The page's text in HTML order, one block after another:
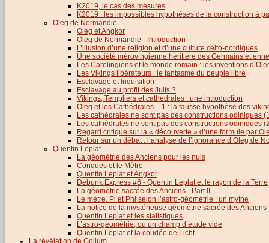
K2019, le cas des mesures
K2019 : les impossibles hypothèses de la construction à
Oleg de Normandie
Oleg et Angkor
Oleg de Normandie - Introduction
L’illusion d’une religion et d’une culture celto-nordiques
Une société mérovingienne héritière des Germains et
Les Carolingiens et le monde romain : les inventions
Les Vikings libérateurs : le fantasme du peuple libre
Esclavage et Inquisition
Esclavage au profit des Juifs ?
Vikings, Templiers et cathédrales : une introduction
Oleg et les Cathédrales – 1 : la fausse hypothèse des
Les cathédrales ne sont pas des constructions odiniques
Les cathédrales ne sont pas des constructions odiniques
Regard critique sur la « découverte » d’une formule par
Retour sur un débat : l’analyse de l’ignorance d’Oleg de
Quentin Leplat
La géométrie des Anciens pour les nuls
Conques et le Mètre
Quentin Leplat et Angkor
Debunk Express #6 - Quentin Leplat et le rayon de la Terre
La géomètrie sacrée des Anciens - Part II
Le mètre, Pi et Phi selon l’astro-géométrie : un mythe
La notice de la mystérieuse géomètrie sacrée des Anciens
Quentin Leplat et les statistiques
L’astro-géométrie, ou un champ d’étude vide
Quentin Leplat et la coudée de Licht
La révélation de Gollum